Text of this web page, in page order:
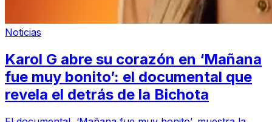
Noticias
Karol G abre su corazón en ‘Mañana
fue muy bonito’: el documental que
revela el detrás de la Bichota